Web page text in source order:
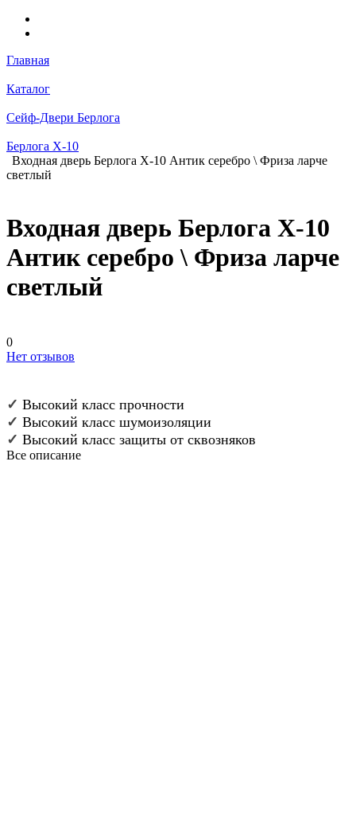
Главная
Каталог
Сейф-Двери Берлога
Берлога X-10
Входная дверь Берлога Х-10 Антик серебро \ Фриза ларче
светлый
Входная дверь Берлога Х-10
Антик серебро \ Фриза ларче
светлый
0
Нет отзывов
✓ Высокий класс прочности
✓ Высокий класс шумоизоляции
✓ Высокий класс защиты от сквозняков
Все описание